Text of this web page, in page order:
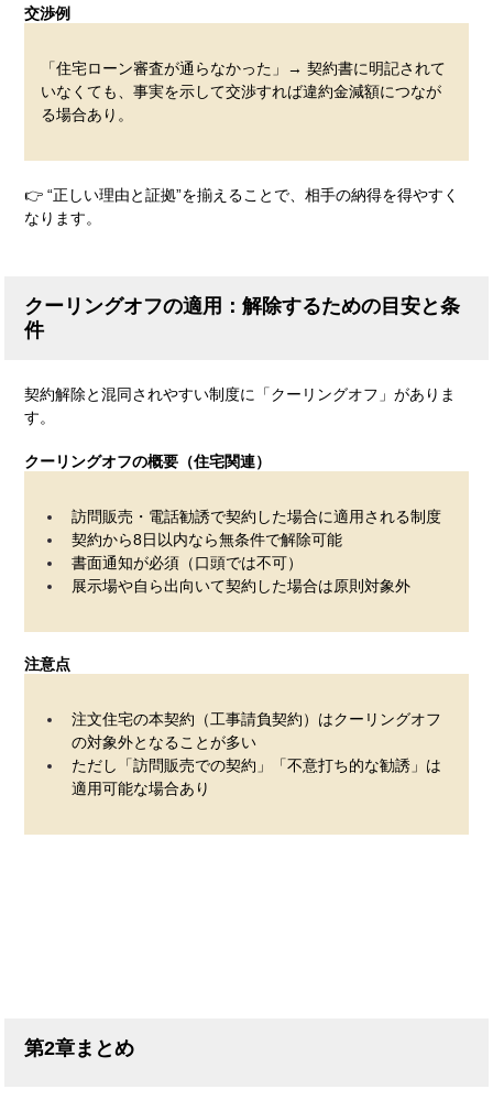
交渉例
「住宅ローン審査が通らなかった」→ 契約書に明記されて
いなくても、事実を示して交渉すれば違約金減額につなが
る場合あり。
👉 “正しい理由と証拠”を揃えることで、相手の納得を得やすく
なります。
クーリングオフの適用：解除するための目安と条
件
契約解除と混同されやすい制度に「クーリングオフ」がありま
す。
クーリングオフの概要（住宅関連）
訪問販売・電話勧誘で契約した場合に適用される制度
契約から8日以内なら無条件で解除可能
書面通知が必須（口頭では不可）
展示場や自ら出向いて契約した場合は原則対象外
注意点
注文住宅の本契約（工事請負契約）はクーリングオフ
の対象外となることが多い
ただし「訪問販売での契約」「不意打ち的な勧誘」は
適用可能な場合あり
第2章まとめ